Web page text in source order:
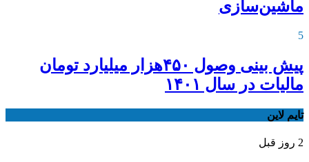
ماشین‌سازی
5
پیش بینی وصول ۴۵۰هزار میلیارد تومان
مالیات در سال ۱۴۰۱
تایم لاین
2 روز قبل